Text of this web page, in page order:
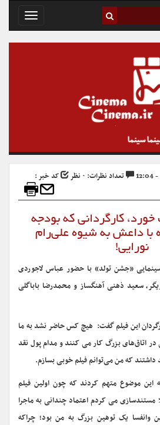
Toggle
تعداد نظرات: ۰ نظر
کد خبر :
کارگردانی که بودجه
با داعش به شیوه علی‌رام
نورایی!
«جشن تولد» با حضور عباس لاجوردی
سعید ذهنی آهنگساز و محمدرضا باباگلی
این فیلم گفت: هیچ کس حاضر نشد به ما
اتاق‌های بزرگ کار می کنند و مدام پول نقد
داشتند که من می‌توانم فیلم خوبی بسازم.
این موضوع متهم کردند که چون اولین فیلم
مستندسازی می کردم اعتماد چندانی به ماجرا
وانفسا یک توهین بزرگ به من بود؛ چراکه